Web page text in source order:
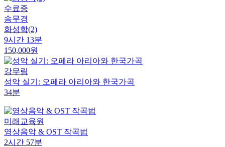
수료증
송무경
화성학(2)
9시간 13분
150,000원
강무림
성악 실기: 오페라 아리아와 한국가곡
34분
미래교육원
영상음악 & OST 작곡법
2시간 57분